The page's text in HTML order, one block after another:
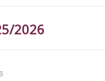
2026